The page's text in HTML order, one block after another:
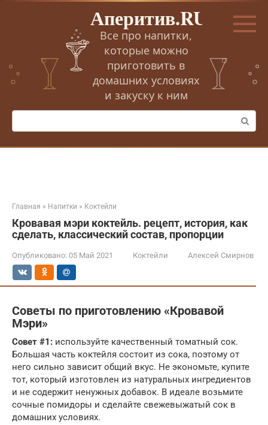
Перейти
Аперитив.RU
Все про напитки,
которые можно
приготовить в
домашних условиях
и закуску к ним
Поиск:
Главная » Напитки » Коктейли
Кровавая мэри коктейль. рецепт, история, как
сделать, классический состав, пропорции
Опубликовано: 05 Май 2021 Коктейли Алексей Смирнов
Советы по приготовлению «Кровавой
Мэри»
Совет #1: используйте качественный томатный сок.
Большая часть коктейля состоит из сока, поэтому от
него сильно зависит общий вкус. Не экономьте, купите
тот, который изготовлен из натуральных ингредиентов
и не содержит ненужных добавок. В идеале возьмите
сочные помидоры и сделайте свежевыжатый сок в
домашних условиях.